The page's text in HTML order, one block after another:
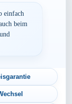
einfach
beim